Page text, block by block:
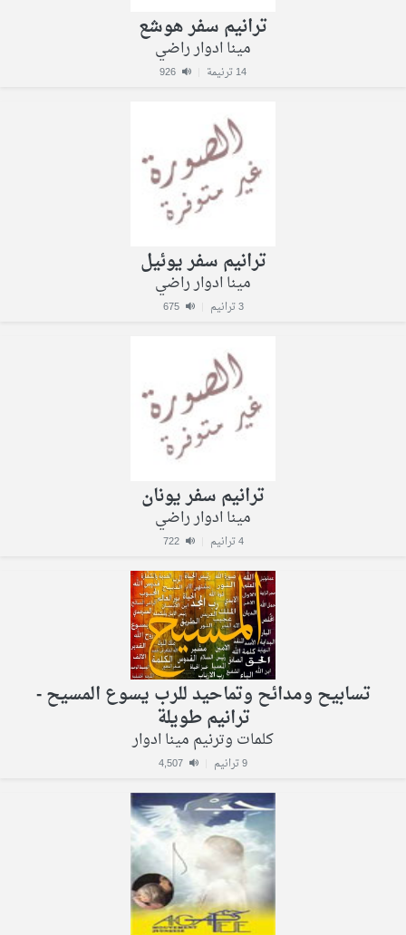
ترانيم سفر هوشع
مينا ادوار راضي
14 ترنيمة
ترانيم سفر يوئيل
مينا ادوار راضي
3 ترانيم 675
ترانيم سفر يونان
مينا ادوار راضي
4 ترانيم 722
تسابيح ومدائح وتماحيد للرب يسوع المسيح -
ترانيم طويلة
كلمات وترنيم مينا ادوار
9 ترانيم